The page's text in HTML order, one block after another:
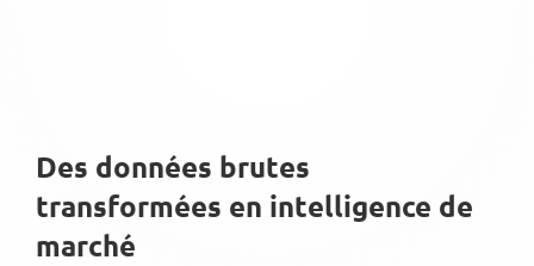
Des données brutes
transformées en intelligence de
marché